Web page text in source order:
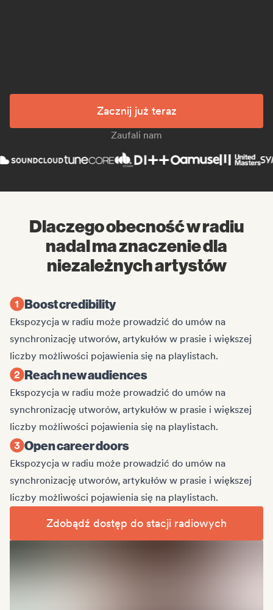
Zacznij już teraz
Zaufali nam
Dlaczego obecność w radiu
nadal ma znaczenie dla
niezależnych artystów
Boost credibility
Ekspozycja w radiu może prowadzić do umów na
synchronizację utworów, artykułów w prasie i większej
liczby możliwości pojawienia się na playlistach.
Reach new audiences
Ekspozycja w radiu może prowadzić do umów na
synchronizację utworów, artykułów w prasie i większej
liczby możliwości pojawienia się na playlistach.
Open career doors
Ekspozycja w radiu może prowadzić do umów na
synchronizację utworów, artykułów w prasie i większej
liczby możliwości pojawienia się na playlistach.
Zdobądź dostęp do stacji radiowych